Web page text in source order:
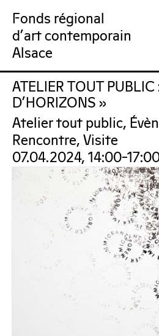
Fonds régional
d'art contemporain
Alsace
FRAC Alsace
ATELIER TOUT PUBLIC
D’HORIZONS »
Atelier tout public,
Rencontre, Visite
07.04.2024,